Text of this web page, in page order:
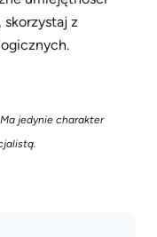
z
jedynie charakter